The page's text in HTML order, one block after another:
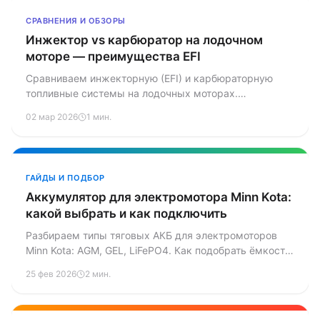
СРАВНЕНИЯ И ОБЗОРЫ
Инжектор vs карбюратор на лодочном
моторе — преимущества EFI
Сравниваем инжекторную (EFI) и карбюраторную
топливные системы на лодочных моторах.
обслуживание и цену — и объясняем, почему Mercury
02 мар 2026 1 мин.
ГАЙДЫ И ПОДБОР
Аккумулятор для электромотора Minn Kota:
какой выбрать и как подключить
Разбираем типы тяговых АКБ для электромоторов
Minn Kota: AGM, GEL, LiFePO4. Как подобрать ёмкость,
зарядка и хранение зимой.
25 фев 2026 2 мин.